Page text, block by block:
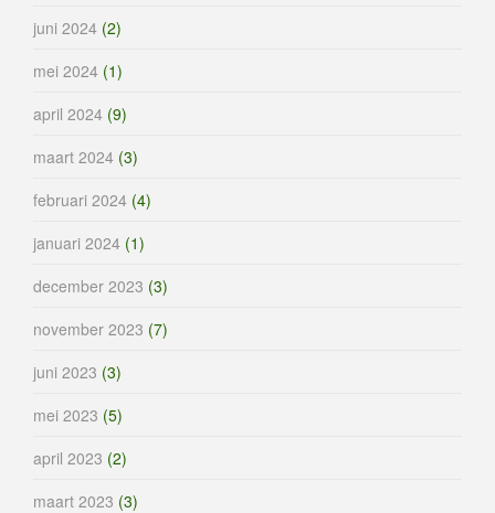
juni 2024 (2)
mei 2024 (1)
april 2024 (9)
maart 2024 (3)
februari 2024 (4)
januari 2024 (1)
december 2023 (3)
november 2023 (7)
juni 2023 (3)
mei 2023 (5)
april 2023 (2)
maart 2023 (3)